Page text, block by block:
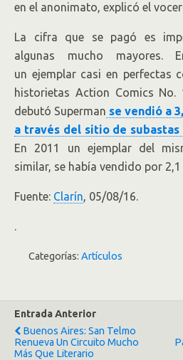
en el anonimato, explicó el
La cifra que se pagó es
algunas mucho mayores.
un ejemplar casi en perfectas
historietas Action Comics
debutó Superman se vendió a
a través del sitio de subastas
En 2011 un ejemplar del
similar, se había vendido por
Fuente: Clarín, 05/08/16.
.
Categorías: Artículos
Entrada Anterior
Buenos Aires: San Telmo
Renueva Un Circuito Mucho
Más Que Literario